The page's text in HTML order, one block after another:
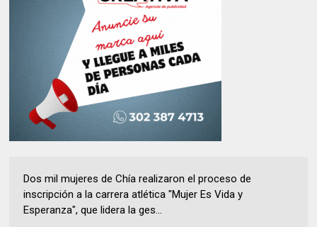
Dos mil mujeres de Chía realizaron el proceso de
inscripción a la carrera atlética "Mujer Es Vida y
Esperanza", que lidera la ges...